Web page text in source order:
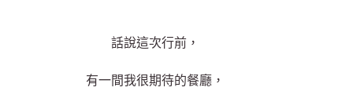
話說這次行前，
有一間我很期待的餐廳，